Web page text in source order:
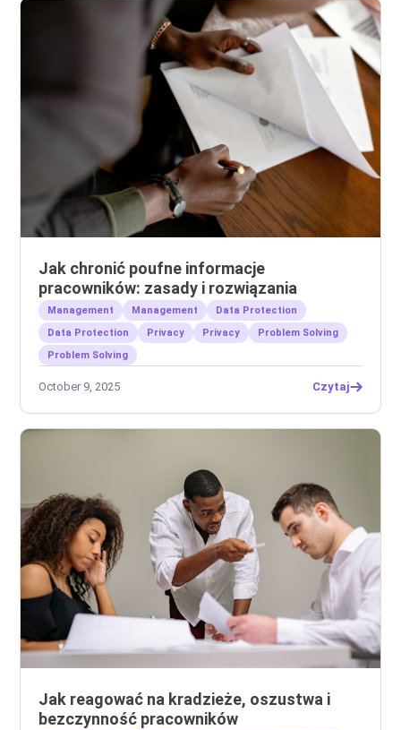
Jak chronić poufne informacje
pracowników: zasady i rozwiązania
Management Management
Data Protection
Data Protection
Privacy Privacy
Problem Solving
Problem Solving
October 9, 2025 Czytaj
Jak reagować na kradzieże, oszustwa i
bezczynność pracowników